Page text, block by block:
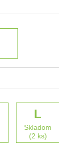
L
Skladom
(2 ks)